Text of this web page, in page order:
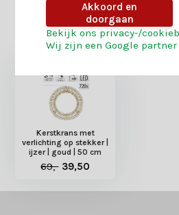
Heb je nog interesse in deze
producten?
Kerstkrans met
verlichting op stekker |
ijzer | goud | 50 cm
69,- 39,50
Akkoord en
doorgaan
Bekijk ons privacy-/
Wij zijn een Google partner